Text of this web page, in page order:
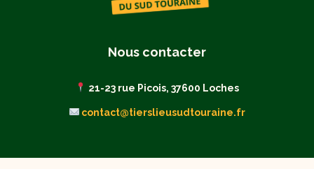
Nous contacter
21-23 rue Picois, 37600 Loches
contact@tierslieusudtouraine.fr